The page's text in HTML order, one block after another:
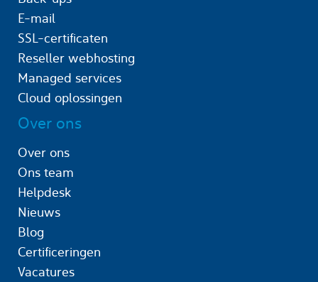
E-mail
SSL-certificaten
Reseller webhosting
Managed services
Cloud oplossingen
Over ons
Over ons
Ons team
Helpdesk
Nieuws
Blog
Certificeringen
Vacatures